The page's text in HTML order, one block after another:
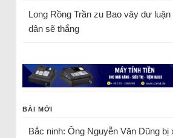
Long Rồng Trầnzu Bao vây dư
dân sẽ thắng
BÀI MỚI
Bắc ninh: Ông Nguyễn Văn Dũng bị